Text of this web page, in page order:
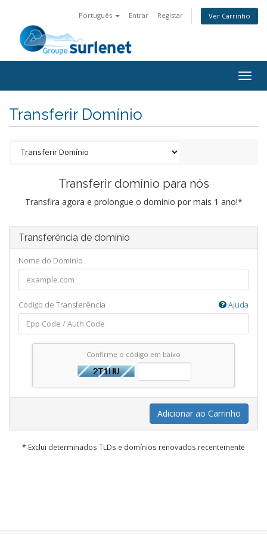
Português Entrar Registar Ver Carrinho
Transferir Domínio
Transferir domínio para nós
Transfira agora e prolongue o domínio por mais 1 ano!*
Transferência de domínio
Nome do Dominio
Código de Transferência Ajuda
Confirme o código em baixo
Adicionar ao Carrinho
* Exclui determinados TLDs e domínios renovados recentemente